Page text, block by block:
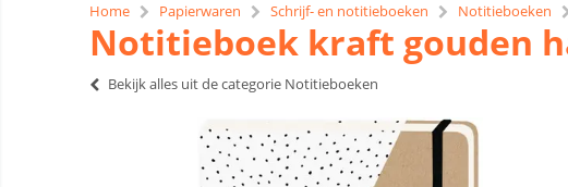
Home Papierwaren Schrijf- en notitieboeken Notitieboeken
Notitieboek kraft gouden
Bekijk alles uit de categorie Notitieboeken